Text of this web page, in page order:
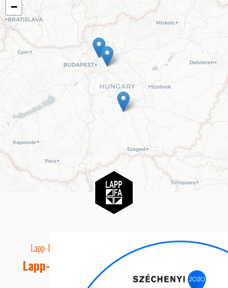
−
Lapp-Fa EUTR technikai azonosító száma: AA5849163
Lapp-fa Kft. Webshop Ügyfélszolgálat
Telefon: +36 20 8515050